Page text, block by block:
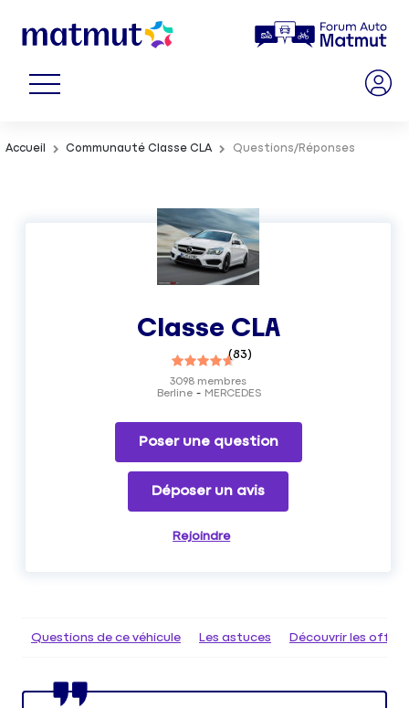
Accueil Communauté Classe CLA Questions/Réponses
Classe CLA
(83)
Berline MERCEDES
3098 membres
Poser une question
Déposer un avis
Rejoindre
Questions de ce véhicule Les astuces Découvrir les